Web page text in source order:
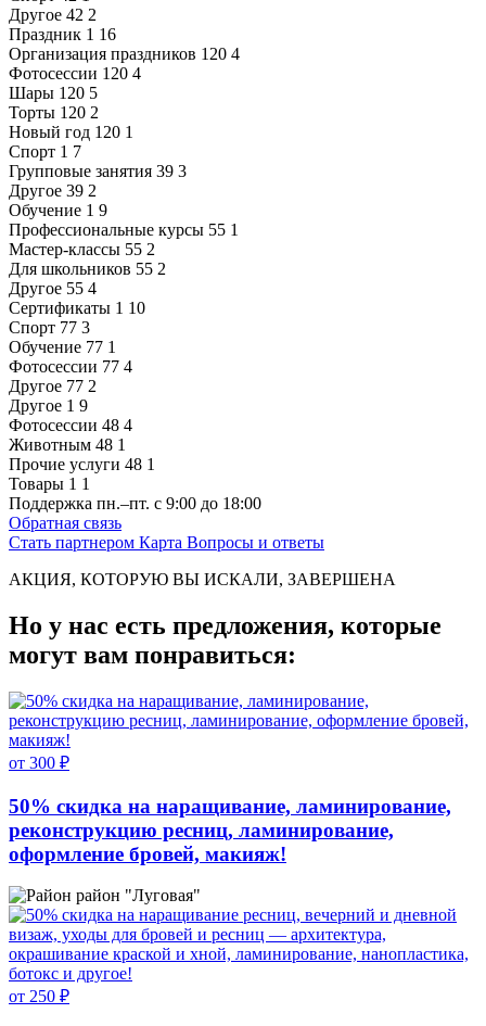
Другое 42 2
Праздник 1 16
Организация праздников 120 4
Фотосессии 120 4
Шары 120 5
Торты 120 2
Новый год 120 1
Спорт 1 7
Групповые занятия 39 3
Другое 39 2
Обучение 1 9
Профессиональные курсы 55 1
Мастер-классы 55 2
Для школьников 55 2
Другое 55 4
Сертификаты 1 10
Спорт 77 3
Обучение 77 1
Фотосессии 77 4
Другое 77 2
Другое 1 9
Фотосессии 48 4
Животным 48 1
Прочие услуги 48 1
Товары 1 1
Поддержка пн.–пт. с 9:00 до 18:00
Обратная связь
Стать партнером Карта Вопросы и ответы
АКЦИЯ, КОТОРУЮ ВЫ ИСКАЛИ, ЗАВЕРШЕНА
Но у нас есть предложения, которые
могут вам понравиться:
от 300 ₽
50% скидка на наращивание, ламинирование,
реконструкцию ресниц, ламинирование,
оформление бровей, макияж!
район "Луговая"
от 250 ₽